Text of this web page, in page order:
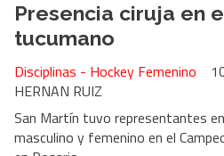
Presencia ciruja en
tucumano
HERNAN RUIZ
Disciplinas - Hockey Femenino
San Martín tuvo representantes
masculino y femenino en el